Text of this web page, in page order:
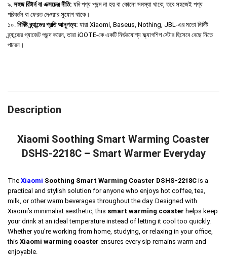
৯. সহজ রিটার্ন বা এক্সচেঞ্জ নীতি: যদি পণ্য পছন্দ না হয় বা কোনো সমস্যা থাকে, তবে সহজেই পণ্য
পরিবর্তন বা ফেরত দেওয়ার সুযোগ থাকে।
১০. নির্দিষ্ট ব্র্যান্ডের প্রতি আনুগত্য: যারা Xiaomi, Baseus, Nothing, JBL-এর মতো নির্দিষ্ট
ব্র্যান্ডের গ্যাজেট পছন্দ করেন, তারা iOOTE-কে একটি নির্ভরযোগ্য ফ্ল্যাগশিপ স্টোর হিসেবে বেছে নিতে
পারেন।
Description
Xiaomi Soothing Smart Warming Coaster
DSHS-2218C – Smart Warmer Everyday
The Xiaomi Soothing Smart Warming Coaster DSHS-2218C is a
practical and stylish solution for anyone who enjoys hot coffee, tea,
milk, or other warm beverages throughout the day. Designed with
Xiaomi’s minimalist aesthetic, this smart warming coaster helps keep
your drink at an ideal temperature instead of letting it cool too quickly.
Whether you’re working from home, studying, or relaxing in your office,
this Xiaomi warming coaster ensures every sip remains warm and
enjoyable.